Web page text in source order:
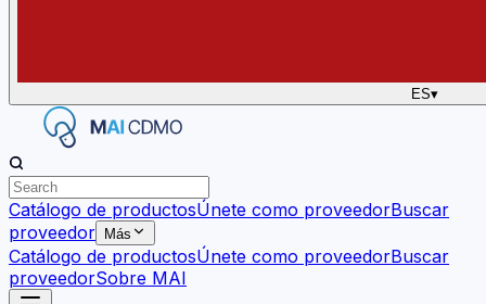
ES▾
Catálogo de productosÚnete como proveedorBuscar
proveedor
Más
Catálogo de productosÚnete como proveedorBuscar
proveedorSobre MAI